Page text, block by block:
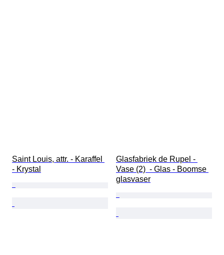
Saint Louis, attr. - Karaffel
- Krystal
Glasfabriek de Rupel -
Vase (2)  - Glas - Boomse
glasvaser